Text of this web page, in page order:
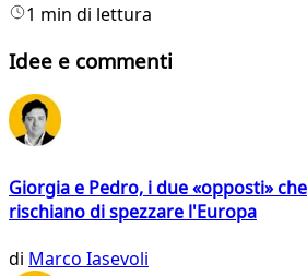
1 min di lettura
Idee e commenti
Giorgia e Pedro, i due «opposti»
rischiano di spezzare l'Europa
di Marco Iasevoli